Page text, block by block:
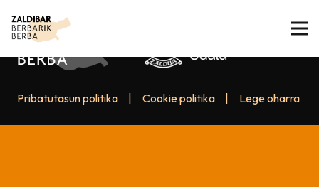
Pribatutasun politika Cookie politika Lege oharra